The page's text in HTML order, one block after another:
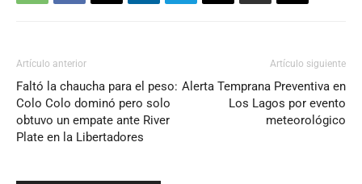
Artículo anterior
Faltó la chaucha para el peso:
Colo Colo dominó pero solo
obtuvo un empate ante River
Plate en la Libertadores
Artículo siguiente
Alerta Temprana Preventiva en
Los Lagos por evento
meteorológico